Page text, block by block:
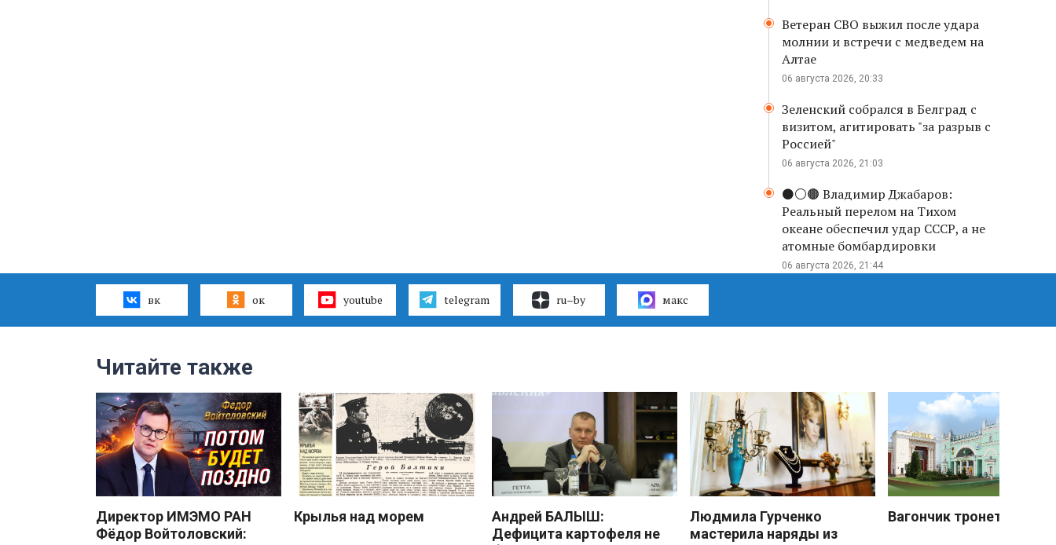
Ветеран СВО выжил после удара
молнии и встречи с медведем на
Алтае
06 августа 2026, 20:33
Зеленский собрался в Белград с
визитом, агитировать "за разрыв с
Россией"
06 августа 2026, 21:03
⚫️⚪️🟤 Владимир Джабаров:
Реальный перелом на Тихом
океане обеспечил удар СССР, а не
атомные бомбардировки
06 августа 2026, 21:44
вк ок youtube telegram ru–by макс
Читайте также
Директор ИМЭМО РАН
Фёдор Войтоловский:
Крылья над морем
Андрей БАЛЫШ:
Дефицита картофеля не
Людмила Гурченко
мастерила наряды из
Вагончик тронется